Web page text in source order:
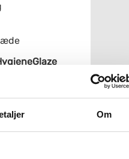
Om
hurtigt. Efter
90% og efter